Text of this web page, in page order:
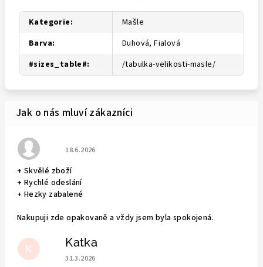
Kategorie:
Mašle
Barva:
Duhová, Fialová
#sizes_table#: /tabulka-velikosti-masle/
Hodnocení obchodu je 5 z 5 hvězdiček.
18.6.2026
+ Skvělé zboží
+ Rychlé odeslání
+ Hezky zabalené
Nakupuji zde opakovaně a vždy jsem byla spokojená.
K Katka
Hodnocení obchodu je 5 z 5 hvězdiček.
31.3.2026